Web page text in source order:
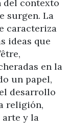
del contexto
surgen. La
caracteriza
ideas que
en la
un papel,
desarrollo
religión,
arte y la